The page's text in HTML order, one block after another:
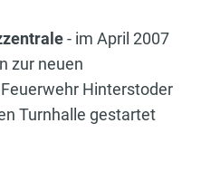
- im April 2007
zur neuen
Hinterstoder
Turnhalle gestartet